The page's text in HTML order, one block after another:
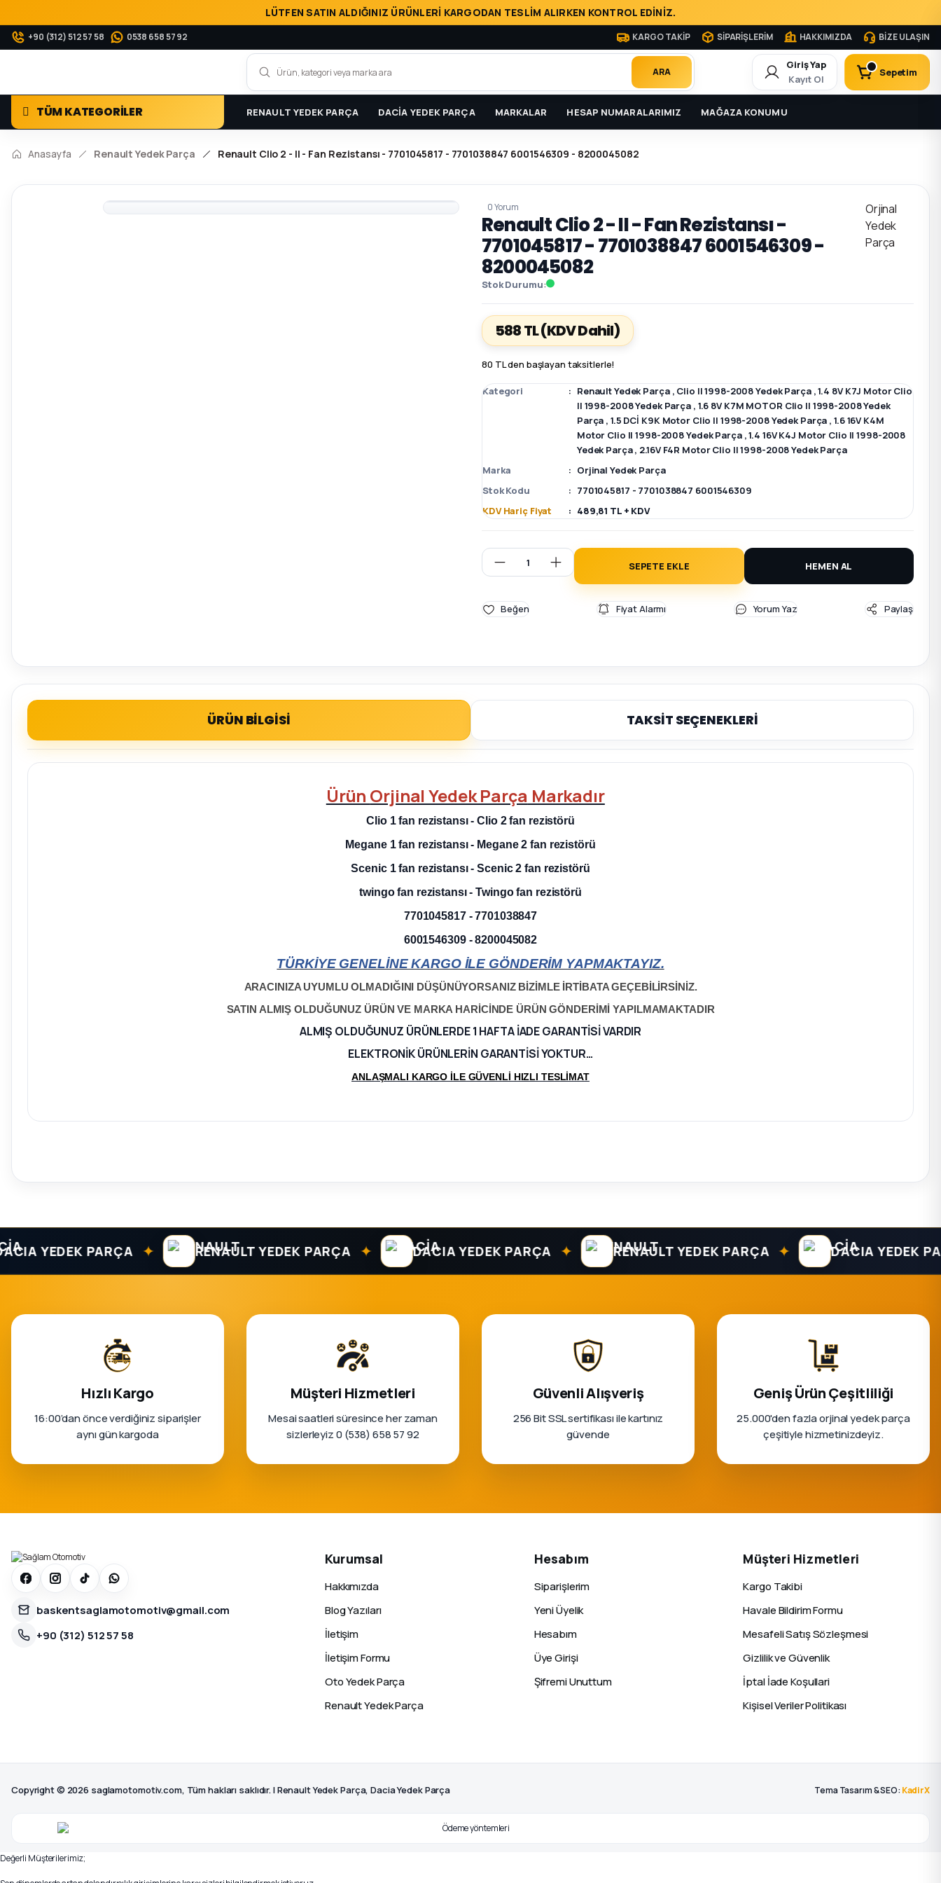
LÜTFEN SATIN ALDIĞINIZ ÜRÜNLERİ KARGODAN TESLİM ALIRKEN KONTROL EDİNİZ.
+90 (312) 512 57 58 0538 658 57 92 KARGO TAKİP SİPARİŞLERİM HAKKIMIZDA BİZE ULAŞIN
ARA
Giriş Yap
Kayıt Ol
Sepetim
TÜM KATEGORİLER RENAULT YEDEK PARÇA DACİA YEDEK PARÇA MARKALAR HESAP NUMARALARIMIZ MAĞAZA KONUMU
Anasayfa Renault Yedek Parça Renault Clio 2 - II - Fan Rezistansı - 7701045817 - 7701038847 6001546309 - 8200045082
0 Yorum
Renault Clio 2 - II - Fan Rezistansı -
7701045817 - 7701038847 6001546309 -
8200045082
Stok Durumu
Orjinal
Yedek
Parça
588 TL(KDV Dahil)
80 TL den başlayan taksitlerle!
Kategori Renault Yedek Parça , Clio II 1998-2008 Yedek Parça ,1.4 8V K7J Motor Clio
II 1998-2008 Yedek Parça , 1.6 8V K7M MOTOR Clio II 1998-2008 Yedek
Parça , 1.5 DCİ K9K Motor Clio II 1998-2008 Yedek Parça , 1.6 16V K4M
Motor Clio II 1998-2008 Yedek Parça ,1.4 16V K4J Motor Clio II 1998-2008
Yedek Parça, 2.16V F4R Motor Clio II 1998-2008 Yedek Parça
Marka
Orjinal Yedek Parça
Stok Kodu
7701045817 - 7701038847 6001546309
KDV Hariç Fiyat
489,81 TL + KDV
SEPETE EKLE HEMEN AL
Fiyat Alarmı Yorum Yaz Paylaş
ÜRÜN BİLGİSİ TAKSİT SEÇENEKLERİ
Ürün Orjinal Yedek Parça Markadır
Clio 1 fan rezistansı - Clio 2 fan rezistörü
Megane 1 fan rezistansı - Megane 2 fan rezistörü
Scenic 1 fan rezistansı - Scenic 2 fan rezistörü
twingo fan rezistansı - Twingo fan rezistörü
7701045817 - 7701038847
6001546309 -8200045082
TÜRKİYE GENELİNE KARGO İLE GÖNDERİM YAPMAKTAYIZ.
ARACINIZA UYUMLU OLMADIĞINI DÜŞÜNÜYORSANIZ BİZİMLE İRTİBATA GEÇEBİLİRSİNİZ.
SATIN ALMIŞ OLDUĞUNUZ ÜRÜN VE MARKA HARİCİNDE ÜRÜN GÖNDERİMİ YAPILMAMAKTADIR
ALMIŞ OLDUĞUNUZ ÜRÜNLERDE 1 HAFTA İADE GARANTİSİ VARDIR
ELEKTRONİK ÜRÜNLERİN GARANTİSİ YOKTUR…
ANLAŞMALI KARGO İLE GÜVENLİ HIZLI TESLİMAT
YEDEK PARÇA ✦ RENAULT YEDEK PARÇA ✦ DACIA YEDEK PARÇA ✦ RENAULT YEDEK PARÇA ✦ DACIA YEDEK PARÇA
Hızlı Kargo
16:00’dan önce verdiğiniz siparişler
aynı gün kargoda
Müşteri Hizmetleri
Mesai saatleri süresince her zaman
sizlerleyiz 0 (538) 658 57 92
Güvenli Alışveriş
256 Bit SSL sertifikası ile kartınız
güvende
Geniş Ürün Çeşitliliği
25.000'den fazla orjinal yedek parça
çeşitiyle hizmetinizdeyiz.
baskentsaglamotomotiv@gmail.com
+90 (312) 512 57 58
Kurumsal
Hakkımızda
Blog Yazıları
İletişim
İletişim Formu
Oto Yedek Parça
Renault Yedek Parça
Hesabım
Siparişlerim
Yeni Üyelik
Hesabım
Üye Girişi
Şifremi Unuttum
Müşteri Hizmetleri
Kargo Takibi
Havale Bildirim Formu
Mesafeli Satış Sözleşmesi
Gizlilik ve Güvenlik
İptal İade Koşullari
Kişisel Veriler Politikası
Copyright © 2026 saglamotomotiv.com, Tüm hakları saklıdır. | Renault Yedek Parça, Dacia Yedek Parça Tema Tasarım & SEO: KadirX
Değerli Müşterilerimiz;